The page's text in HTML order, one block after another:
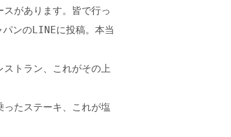
があります。皆で行っ
ンのLINEに投稿。本当
トラン、これがその上
たステーキ、これが塩